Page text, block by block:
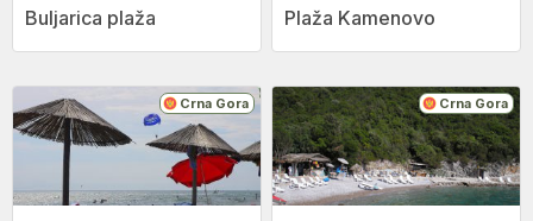
Buljarica plaža Plaža Kamenovo
Crna Gora Crna Gora